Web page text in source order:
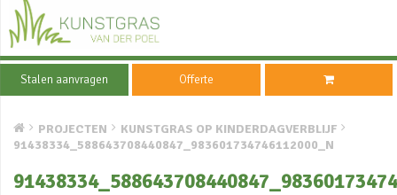
Stalen aanvragen Offerte
PROJECTEN
KUNSTGRAS OP KINDERDAGVERBLIJF
91438334_588643708440847_983601734746112000_N